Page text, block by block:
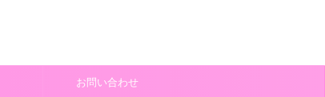
お問い合わせ